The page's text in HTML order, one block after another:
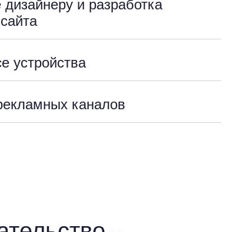
и разработка
устройства
каналов